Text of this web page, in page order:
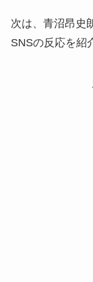
次は、青沼昂史
SNSの反応を紹